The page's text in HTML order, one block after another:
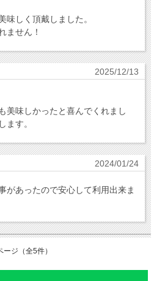
味しく頂戴しました。
ません！
2025/12/13
美味しかったと喜んでくれまし
ます。
2024/01/24
があったので安心して利用出来ま
ージ（全5件）